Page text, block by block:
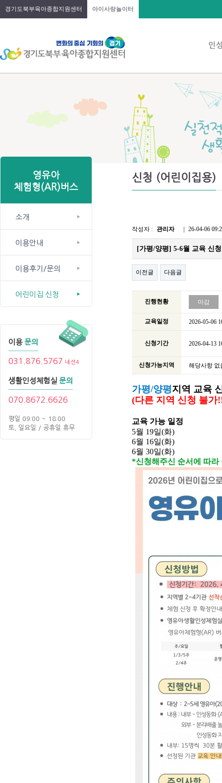
경기도북부육아종합지원센터 아이사랑놀이터
영유아
체험형(AR)버스
소개
이용안내
이용후기/문의
어린이집 신청
이용 문의
031.876.5767 내선4
생활인성체험실 문의
070.8672.6626
평일 09:00 ~ 18:00
토, 일요일 / 공휴일 휴무
신청 (어린이집용)
작성자 : 관리자 26-04-06
[가평/양평] 5-6월 교육 신청
이전글 다음글
진행현황 마감
교육일정 2026-05-06
신청기간 2026-04-13
신청가능지역 해당사항 없
가평/양평지역 교육
(다른 지역 신청 불가
교육 가능 일정
5월 19일(화)
6월 16일(화)
6월 30일(화)
*신청해주신 순서에 따